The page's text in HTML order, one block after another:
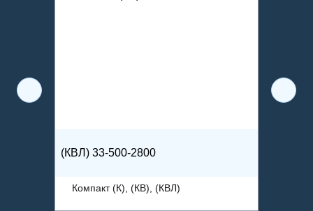
(КВЛ) 33-500-2800
Компакт (К), (КВ), (КВЛ)